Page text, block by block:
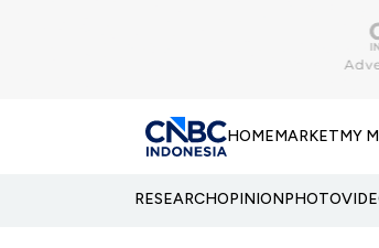
HOMEMARKETMY
RESEARCHOPINIONPHOTO